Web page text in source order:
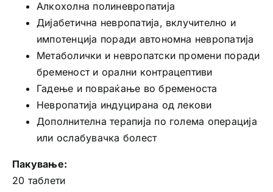
Алкохолна полиневропатија
Дијабетична невропатија, вклучително и
импотенција поради автономна невропатија
Метаболички и невропатски промени поради
бременост и орални контрацептиви
Гадење и повраќање во бременоста
Невропатија индуцирана од лекови
Дополнителна терапија по голема операција
или ослабувачка болест
Пакување:
20 таблети